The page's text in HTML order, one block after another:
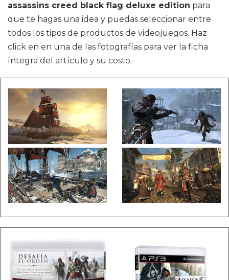
assassins creed black flag deluxe edition para
que te hagas una idea y puedas seleccionar entre
todos los tipos de productos de videojuegos. Haz
click en en una de las fotografías para ver la ficha
íntegra del artículo y su costo.